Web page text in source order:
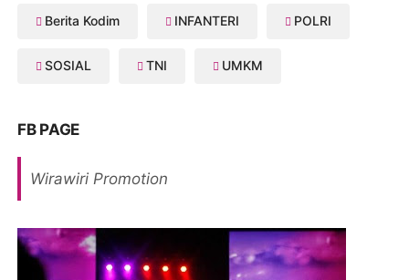
Berita Kodim INFANTERI POLRI
SOSIAL TNI UMKM
FB PAGE
Wirawiri Promotion